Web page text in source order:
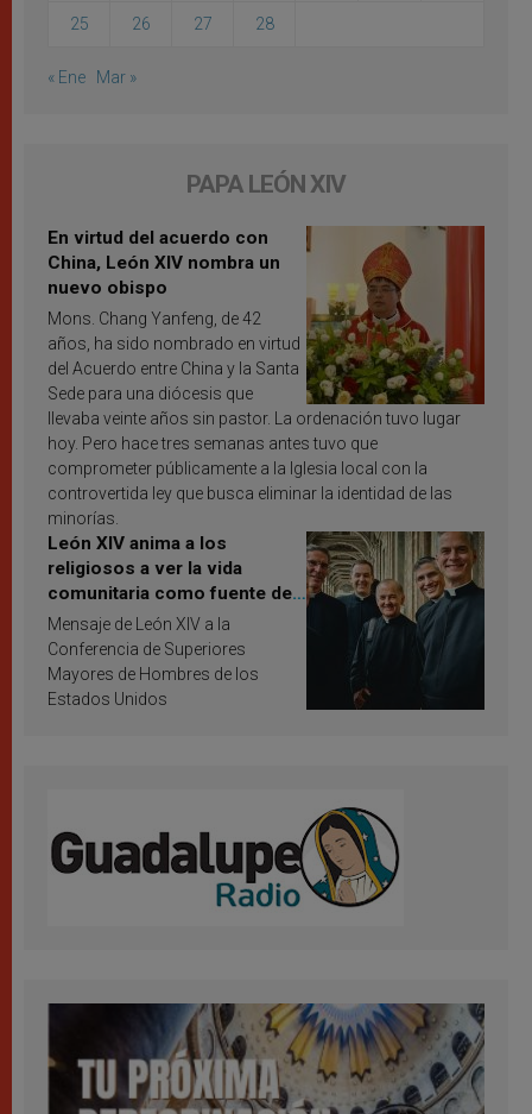
25 26 27 28
« Ene Mar »
PAPA LEÓN XIV
En virtud del acuerdo con
China, León XIV nombra un
nuevo obispo
Mons. Chang Yanfeng, de 42
años, ha sido nombrado en virtud
del Acuerdo entre China y la Santa
Sede para una diócesis que
llevaba veinte años sin pastor. La ordenación tuvo lugar
hoy. Pero hace tres semanas antes tuvo que
comprometer públicamente a la Iglesia local con la
controvertida ley que busca eliminar la identidad de las
minorías.
León XIV anima a los
religiosos a ver la vida
comunitaria como fuente de
inspiración y santificación
Mensaje de León XIV a la
Conferencia de Superiores
Mayores de Hombres de los
Estados Unidos